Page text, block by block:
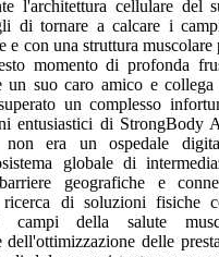
l'architettura cellulare del
di tornare a calcare i
e con una struttura
momento di profonda
un suo caro amico e collega
un complesso
entusiastici di StrongBody
non era un ospedale
globale di
geografiche e
di soluzioni fisiche
della salute
dell'ottimizzazione delle